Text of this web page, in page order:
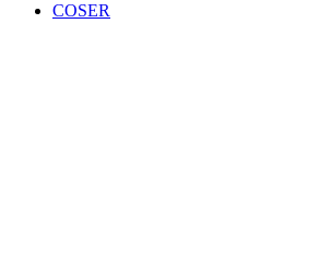
COSER